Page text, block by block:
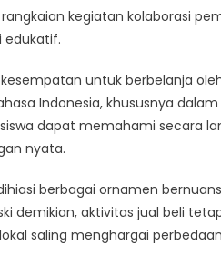
kegiatan kolaborasi
edukatif.
kesempatan untuk berbelanja
Indonesia, khususnya
dapat memahami secara
nyata.
berbagai ornamen
demikian, aktivitas jual beli
saling menghargai